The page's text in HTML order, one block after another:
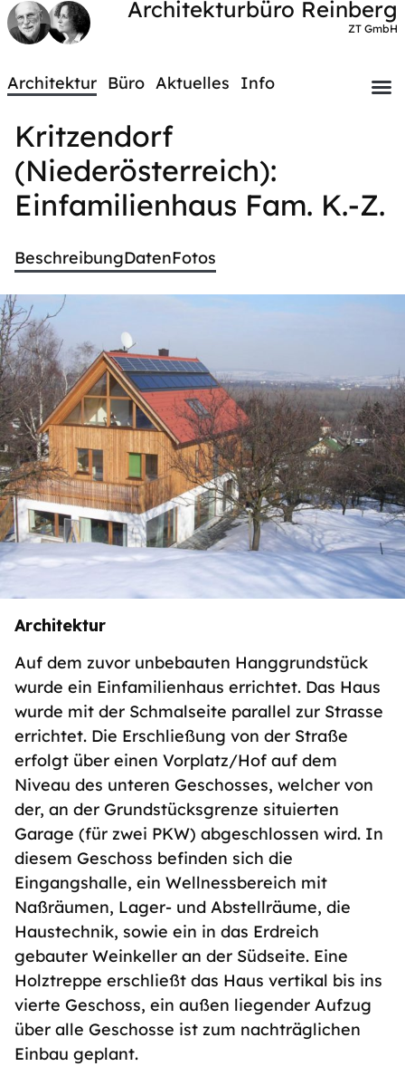
Architekturbüro Reinberg
ZT GmbH
Architektur Büro Aktuelles Info
Kritzendorf
(Niederösterreich):
Einfamilienhaus Fam. K.-Z.
BeschreibungDatenFotos
Architektur
Auf dem zuvor unbebauten Hanggrundstück
wurde ein Einfamilienhaus errichtet. Das Haus
wurde mit der Schmalseite parallel zur Strasse
errichtet. Die Erschließung von der Straße
erfolgt über einen Vorplatz/Hof auf dem
Niveau des unteren Geschosses, welcher von
der, an der Grundstücksgrenze situierten
Garage (für zwei PKW) abgeschlossen wird. In
diesem Geschoss befinden sich die
Eingangshalle, ein Wellnessbereich mit
Naßräumen, Lager- und Abstellräume, die
Haustechnik, sowie ein in das Erdreich
gebauter Weinkeller an der Südseite. Eine
Holztreppe erschließt das Haus vertikal bis ins
vierte Geschoss, ein außen liegender Aufzug
über alle Geschosse ist zum nachträglichen
Einbau geplant.